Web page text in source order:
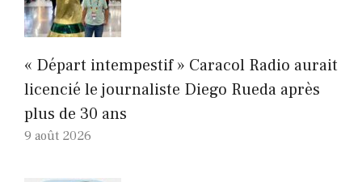
« Départ intempestif » Caracol Radio aurait
licencié le journaliste Diego Rueda après
plus de 30 ans
9 août 2026